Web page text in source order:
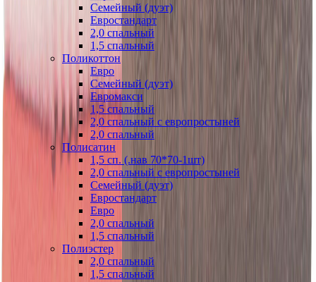
Семейный (дуэт)
Евростандарт
2,0 спальный
1,5 спальный
Поликоттон
Евро
Семейный (дуэт)
Евромакси
1,5 спальный
2,0 спальный с европростыней
2,0 спальный
Полисатин
1,5 сп. (.нав 70*70-1шт)
2,0 спальный с европростыней
Семейный (дуэт)
Евростандарт
Евро
2,0 спальный
1,5 спальный
Полиэстер
2,0 спальный
1,5 спальный